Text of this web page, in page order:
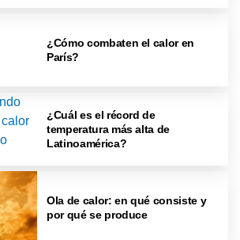
¿Cómo combaten el calor en
París?
¿Cuál es el récord de
temperatura más alta de
Latinoamérica?
Ola de calor: en qué consiste y
por qué se produce